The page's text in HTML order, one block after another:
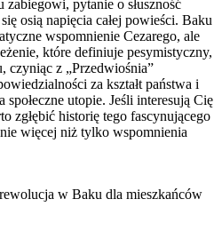
pytanie o słuszność
osią napięcia całej powieści. Baku
wspomnienie Cezarego, ale
które definiuje pesymistyczny,
czyniąc z „Przedwiośnia”
za kształt państwa i
społeczne utopie. Jeśli interesują Cię
zgłębić historię tego fascynującego
więcej niż tylko wspomnienia
w Baku dla mieszkańców